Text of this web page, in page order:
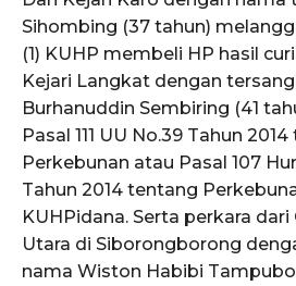
Sihombing (37 tahun)
(1) KUHP membeli HP hasil
Kejari Langkat dengan
Burhanuddin Sembiring (41
Pasal 111 UU No.39 Tahun
Perkebunan atau Pasal 107
Tahun 2014 tentang
KUHPidana. Serta perkara
Utara di Siborongborong
nama Wiston Habibi